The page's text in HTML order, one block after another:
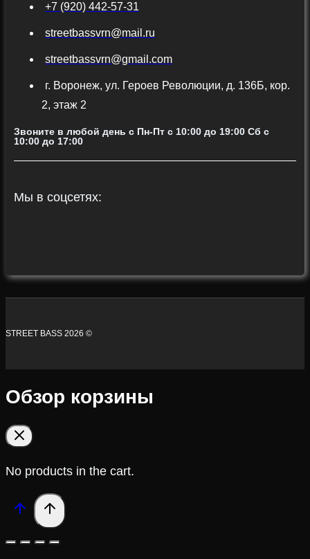
+7 (920) 442-57-31
streetbassvrn@mail.ru
streetbassvrn@gmail.com
г. Воронеж, ул. Героев Революции, д. 136Б, кор.
2, этаж 2
Звоните в любой день с Пн-Пт c 10:00 до 19:00 Сб с
10:00 до 17:00
Мы в соцсетях:
STREET BASS 2026 ©
Обзор корзины
No products in the cart.